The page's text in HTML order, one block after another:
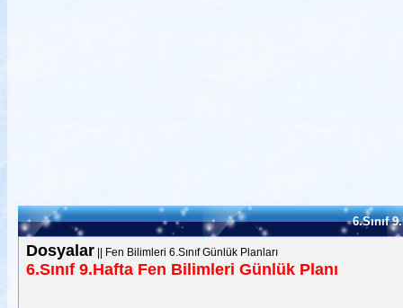
6.Sınıf
Dosyalar|| Fen Bilimleri 6.Sınıf Günlük Planları
6.Sınıf 9.Hafta Fen Bilimleri Günlük Planı